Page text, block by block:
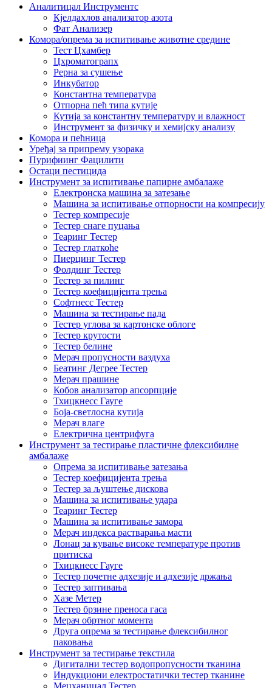
Аналитицал Инструментс
Кјелдахлов анализатор азота
Фат Анализер
Комора/опрема за испитивање животне средине
Тест Цхамбер
Цхроматограпх
Рерна за сушење
Инкубатор
Константна температура
Отпорна пећ типа кутије
Кутија за константну температуру и влажност
Инструмент за физичку и хемијску анализу
Комора и пећница
Уређај за припрему узорака
Пурифиинг Фацилити
Остаци пестицида
Инструмент за испитивање папирне амбалаже
Електронска машина за затезање
Машина за испитивање отпорности на компресију
Тестер компресије
Тестер снаге пуцања
Теаринг Тестер
Тестер глаткоће
Пиерцинг Тестер
Фолдинг Тестер
Тестер за пилинг
Тестер коефицијента трења
Софтнесс Тестер
Машина за тестирање пада
Тестер углова за картонске облоге
Тестер крутости
Тестер белине
Мерач пропусности ваздуха
Беатинг Дегрее Тестер
Мерач прашине
Кобов анализатор апсорпције
Тхицкнесс Гауге
Боја-светлосна кутија
Мерач влаге
Електрична центрифуга
Инструмент за тестирање пластичне флексибилне
амбалаже
Опрема за испитивање затезања
Тестер коефицијента трења
Тестер за љуштење дискова
Машина за испитивање удара
Теаринг Тестер
Машина за испитивање замора
Мерач индекса растварања масти
Лонац за кување високе температуре против
притиска
Тхицкнесс Гауге
Тестер почетне адхезије и адхезије држања
Тестер заптивања
Хазе Метер
Тестер брзине преноса гаса
Мерач обртног момента
Друга опрема за тестирање флексибилног
паковања
Инструмент за тестирање текстила
Дигитални тестер водопропусности тканина
Индукциони електростатички тестер тканине
Мецханицал Тестер